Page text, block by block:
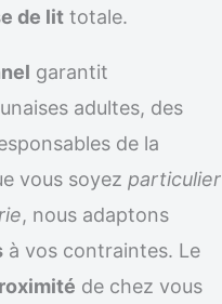
de lit totale.
garantit
adultes, des
de la
vous soyez particulier
, nous adaptons
à vos contraintes. Le
de chez vous